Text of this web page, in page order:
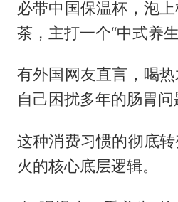
必带中国保温杯，泡
茶，主打一个“中式养生
有外国网友直言，喝
自己困扰多年的肠胃问
这种消费习惯的彻底
火的核心底层逻辑。